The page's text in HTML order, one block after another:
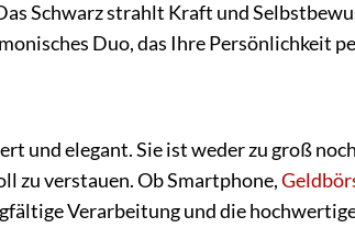
Schwarz strahlt Kraft und
Duo, das Ihre Persönlichkeit
und elegant. Sie ist weder zu groß
zu verstauen. Ob Smartphone,
Verarbeitung und die